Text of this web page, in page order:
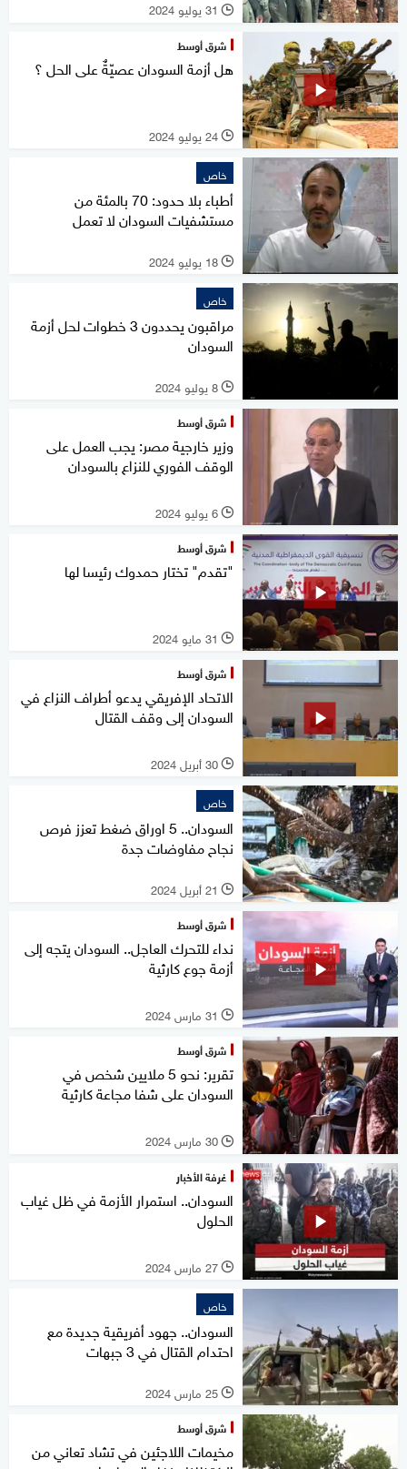
l 31 يوليو 2024
شرق أوسط
هل أزمة السودان عصيّةٌ على الحل ؟
l 24 يوليو 2024
خاص
أطباء بلا حدود: 70 بالمئة من
مستشفيات السودان لا تعمل
l 18 يوليو 2024
خاص
مراقبون يحددون 3 خطوات لحل أزمة
السودان
l 8 يوليو 2024
شرق أوسط
وزير خارجية مصر: يجب العمل على
الوقف الفوري للنزاع بالسودان
l 6 يوليو 2024
شرق أوسط
"تقدم" تختار حمدوك رئيسا لها
l 31 مايو 2024
شرق أوسط
الاتحاد الإفريقي يدعو أطراف النزاع في
السودان إلى وقف القتال
l 30 أبريل 2024
خاص
السودان.. 5 اوراق ضغط تعزز فرص
نجاح مفاوضات جدة
l 21 أبريل 2024
شرق أوسط
نداء للتحرك العاجل.. السودان يتجه إلى
أزمة جوع كارثية
l 31 مارس 2024
شرق أوسط
تقرير: نحو 5 ملايين شخص في
السودان على شفا مجاعة كارثية
l 30 مارس 2024
غرفة الأخبار
السودان.. استمرار الأزمة في ظل غياب
الحلول
l 27 مارس 2024
خاص
السودان.. جهود أفريقية جديدة مع
احتدام القتال في 3 جبهات
l 25 مارس 2024
شرق أوسط
مخيمات اللاجئين في تشاد تعاني من